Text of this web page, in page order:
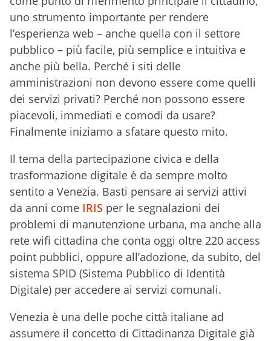
uno strumento importante per rendere
l’esperienza web – anche quella con il settore
pubblico – più facile, più semplice e intuitiva e
anche più bella. Perché i siti delle
amministrazioni non devono essere come quelli
dei servizi privati? Perché non possono essere
piacevoli, immediati e comodi da usare?
Finalmente iniziamo a sfatare questo mito.
Il tema della partecipazione civica e della
trasformazione digitale è da sempre molto
sentito a Venezia. Basti pensare ai servizi attivi
da anni come IRIS per le segnalazioni dei
problemi di manutenzione urbana, ma anche alla
rete wifi cittadina che conta oggi oltre 220 access
point pubblici, oppure all’adozione, da subito, del
sistema SPID (Sistema Pubblico di Identità
Digitale) per accedere ai servizi comunali.
Venezia è una delle poche città italiane ad
assumere il concetto di Cittadinanza Digitale già